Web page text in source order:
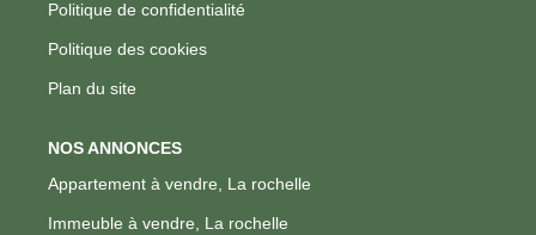
Politique de confidentialité
Politique des cookies
Plan du site
NOS ANNONCES
Appartement à vendre, La rochelle
Immeuble à vendre, La rochelle